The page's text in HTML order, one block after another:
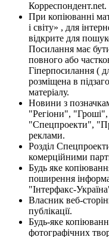
Корреспондент.net.
При копіюванні
і світу» , для
відкрите для
Посилання має
повного або
Гіперпосилання (
розміщена в
матеріалу.
Новини з
"Регіони",
"Спецпроекти",
реклами.
Розділ
комерційними
Будь яке
поширення
"Інтерфакс-
Власник веб-
публікації.
Будь-яке
фотографічних